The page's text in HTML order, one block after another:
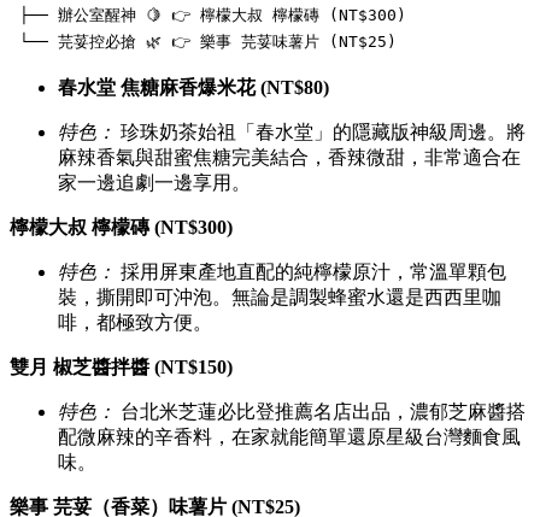
├── 辦公室醒神 🍋 👉 檸檬大叔 檸檬磚 (NT$300)
春水堂 焦糖麻香爆米花 (NT$80)
特色： 珍珠奶茶始祖「春水堂」的隱藏版神級周邊。將
麻辣香氣與甜蜜焦糖完美結合，香辣微甜，非常適合在
家一邊追劇一邊享用。
檸檬大叔 檸檬磚 (NT$300)
特色： 採用屏東產地直配的純檸檬原汁，常溫單顆包
裝，撕開即可沖泡。無論是調製蜂蜜水還是西西里咖
啡，都極致方便。
雙月 椒芝醬拌醬 (NT$150)
特色： 台北米芝蓮必比登推薦名店出品，濃郁芝麻醬搭
配微麻辣的辛香料，在家就能簡單還原星級台灣麵食風
味。
樂事 芫荽（香菜）味薯片 (NT$25)